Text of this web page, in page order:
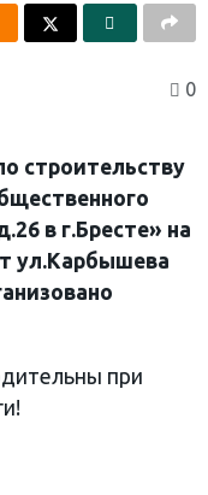
0
строительству
в г.Бресте» на
ул.Карбышева
при